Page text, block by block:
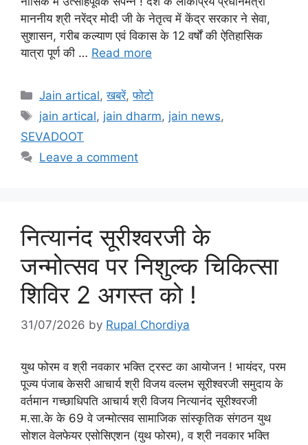
माननीय श्री नरेंद्र मोदी जी के नेतृत्व में केंद्र सरकार ने सेवा,
सुशासन, गरीब कल्याण एवं विकास के 12 वर्षों की ऐतिहासिक
यात्रा पूर्ण की … Read more
Categories
Jain artical,खबरें,फोटो
Tags
jain artical, jain dharm, jain news,
SEVADOOT
Leave a comment
नित्यानंद सूरीश्वरजी के
जन्मोत्सव पर निशुल्क चिकित्सा
शिविर 2 अगस्त को !
31/07/2026 by Rupal Chordiya
युथ फोरम व श्री नवकार भक्ति ट्रस्ट का आयोजन ! भायंदर, परम
पूज्य पंजाब केसरी आचार्य श्री विजय वल्लभ सूरीश्वरजी समुदाय के
वर्तमान गच्छाधिपति आचार्य श्री विजय नित्यानंद सूरीश्वरजी
म.सा.के के 69 वे जन्मोत्सव सामाजिक सांस्कृतिक संगठन युथ
सोशल वेलफेयर एसोसिएशन (युथ फोरम), व श्री नवकार भक्ति